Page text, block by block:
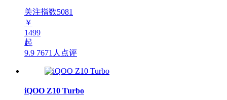
关注指数5081
￥
1499
起
9.9 7671人点评
iQOO Z10 Turbo